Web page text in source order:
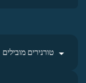
טורנירים מובילים